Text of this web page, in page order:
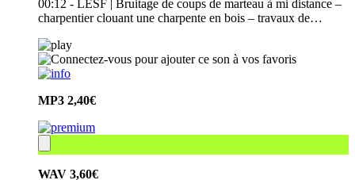
00:12 - LESF | Bruitage de coups de marteau à mi distance –
charpentier clouant une charpente en bois – travaux de…
MP3 2,40€
WAV 3,60€